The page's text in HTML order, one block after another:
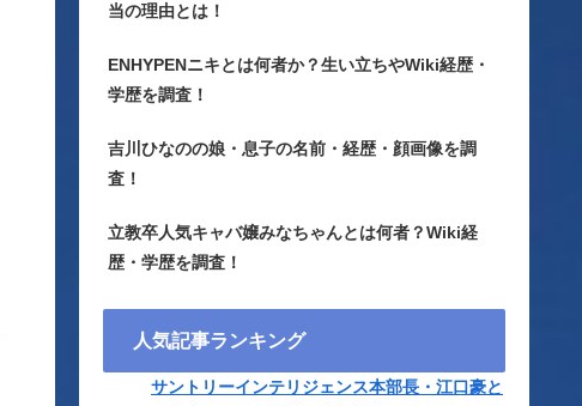
当の理由とは！
ENHYPENニキとは何者か？生い立ちやWiki経歴・
学歴を調査！
吉川ひなのの娘・息子の名前・経歴・顔画像を調
査！
立教卒人気キャバ嬢みなちゃんとは何者？Wiki経
歴・学歴を調査！
人気記事ランキング
サントリーインテリジェンス本部長・江口豪と